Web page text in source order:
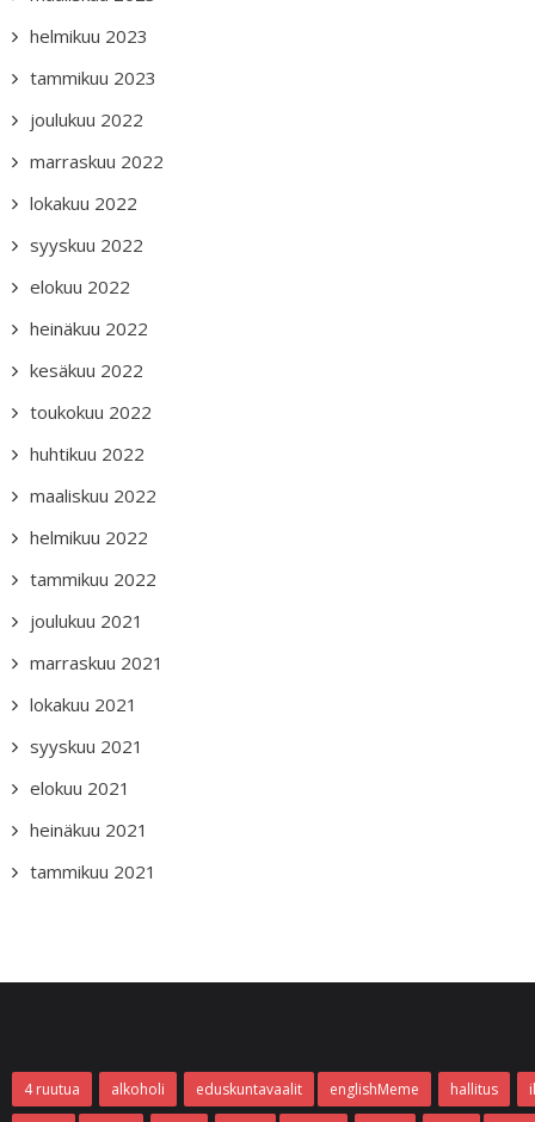
helmikuu 2023
tammikuu 2023
joulukuu 2022
marraskuu 2022
lokakuu 2022
syyskuu 2022
elokuu 2022
heinäkuu 2022
kesäkuu 2022
toukokuu 2022
huhtikuu 2022
maaliskuu 2022
helmikuu 2022
tammikuu 2022
joulukuu 2021
marraskuu 2021
lokakuu 2021
syyskuu 2021
elokuu 2021
heinäkuu 2021
tammikuu 2021
4 ruutua alkoholi eduskuntavaalit englishMeme hallitus